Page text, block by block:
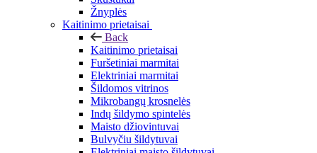
Žnyplės
Kaitinimo prietaisai
Back
Kaitinimo prietaisai
Furšetiniai marmitai
Elektriniai marmitai
Šildomos vitrinos
Mikrobangų krosnelės
Indų šildymo spintelės
Maisto džiovintuvai
Bulvyčiu šildytuvai